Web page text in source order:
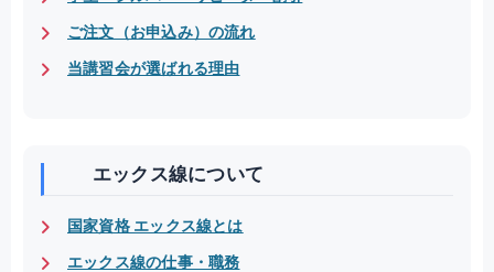
ご注文（お申込み）の流れ
当講習会が選ばれる理由
エックス線について
国家資格 エックス線とは
エックス線の仕事・職務